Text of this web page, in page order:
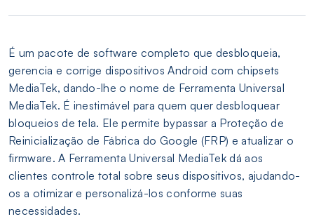
É um pacote de software completo que desbloqueia,
gerencia e corrige dispositivos Android com chipsets
MediaTek, dando-lhe o nome de Ferramenta Universal
MediaTek. É inestimável para quem quer desbloquear
bloqueios de tela. Ele permite bypassar a Proteção de
Reinicialização de Fábrica do Google (FRP) e atualizar o
firmware. A Ferramenta Universal MediaTek dá aos
clientes controle total sobre seus dispositivos, ajudando-
os a otimizar e personalizá-los conforme suas
necessidades.